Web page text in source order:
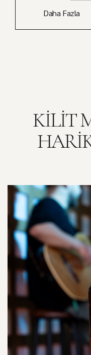
Daha Fazla
KILIT